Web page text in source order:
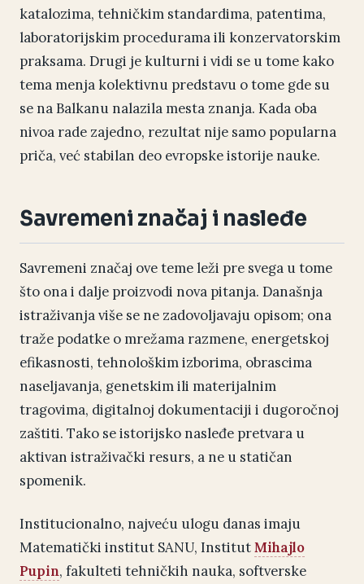
katalozima, tehničkim standardima, patentima,
laboratorijskim procedurama ili konzervatorskim
praksama. Drugi je kulturni i vidi se u tome kako
tema menja kolektivnu predstavu o tome gde su
se na Balkanu nalazila mesta znanja. Kada oba
nivoa rade zajedno, rezultat nije samo popularna
priča, već stabilan deo evropske istorije nauke.
Savremeni značaj i nasleđe
Savremeni značaj ove teme leži pre svega u tome
što ona i dalje proizvodi nova pitanja. Današnja
istraživanja više se ne zadovoljavaju opisom; ona
traže podatke o mrežama razmene, energetskoj
efikasnosti, tehnološkim izborima, obrascima
naseljavanja, genetskim ili materijalnim
tragovima, digitalnoj dokumentaciji i dugoročnoj
zaštiti. Tako se istorijsko nasleđe pretvara u
aktivan istraživački resurs, a ne u statičan
spomenik.
Institucionalno, najveću ulogu danas imaju
Matematički institut SANU, InstitutMihajlo
Pupin, fakulteti tehničkih nauka, softverske